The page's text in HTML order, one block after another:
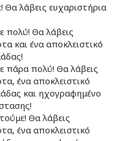
Θα λάβεις ευχαριστήρια
πολύ! Θα λάβεις
και ένα αποκλειστικό
πάρα πολύ! Θα λάβεις
ένα αποκλειστικό
και ηχογραφημένο
Θα λάβεις
ένα αποκλειστικό